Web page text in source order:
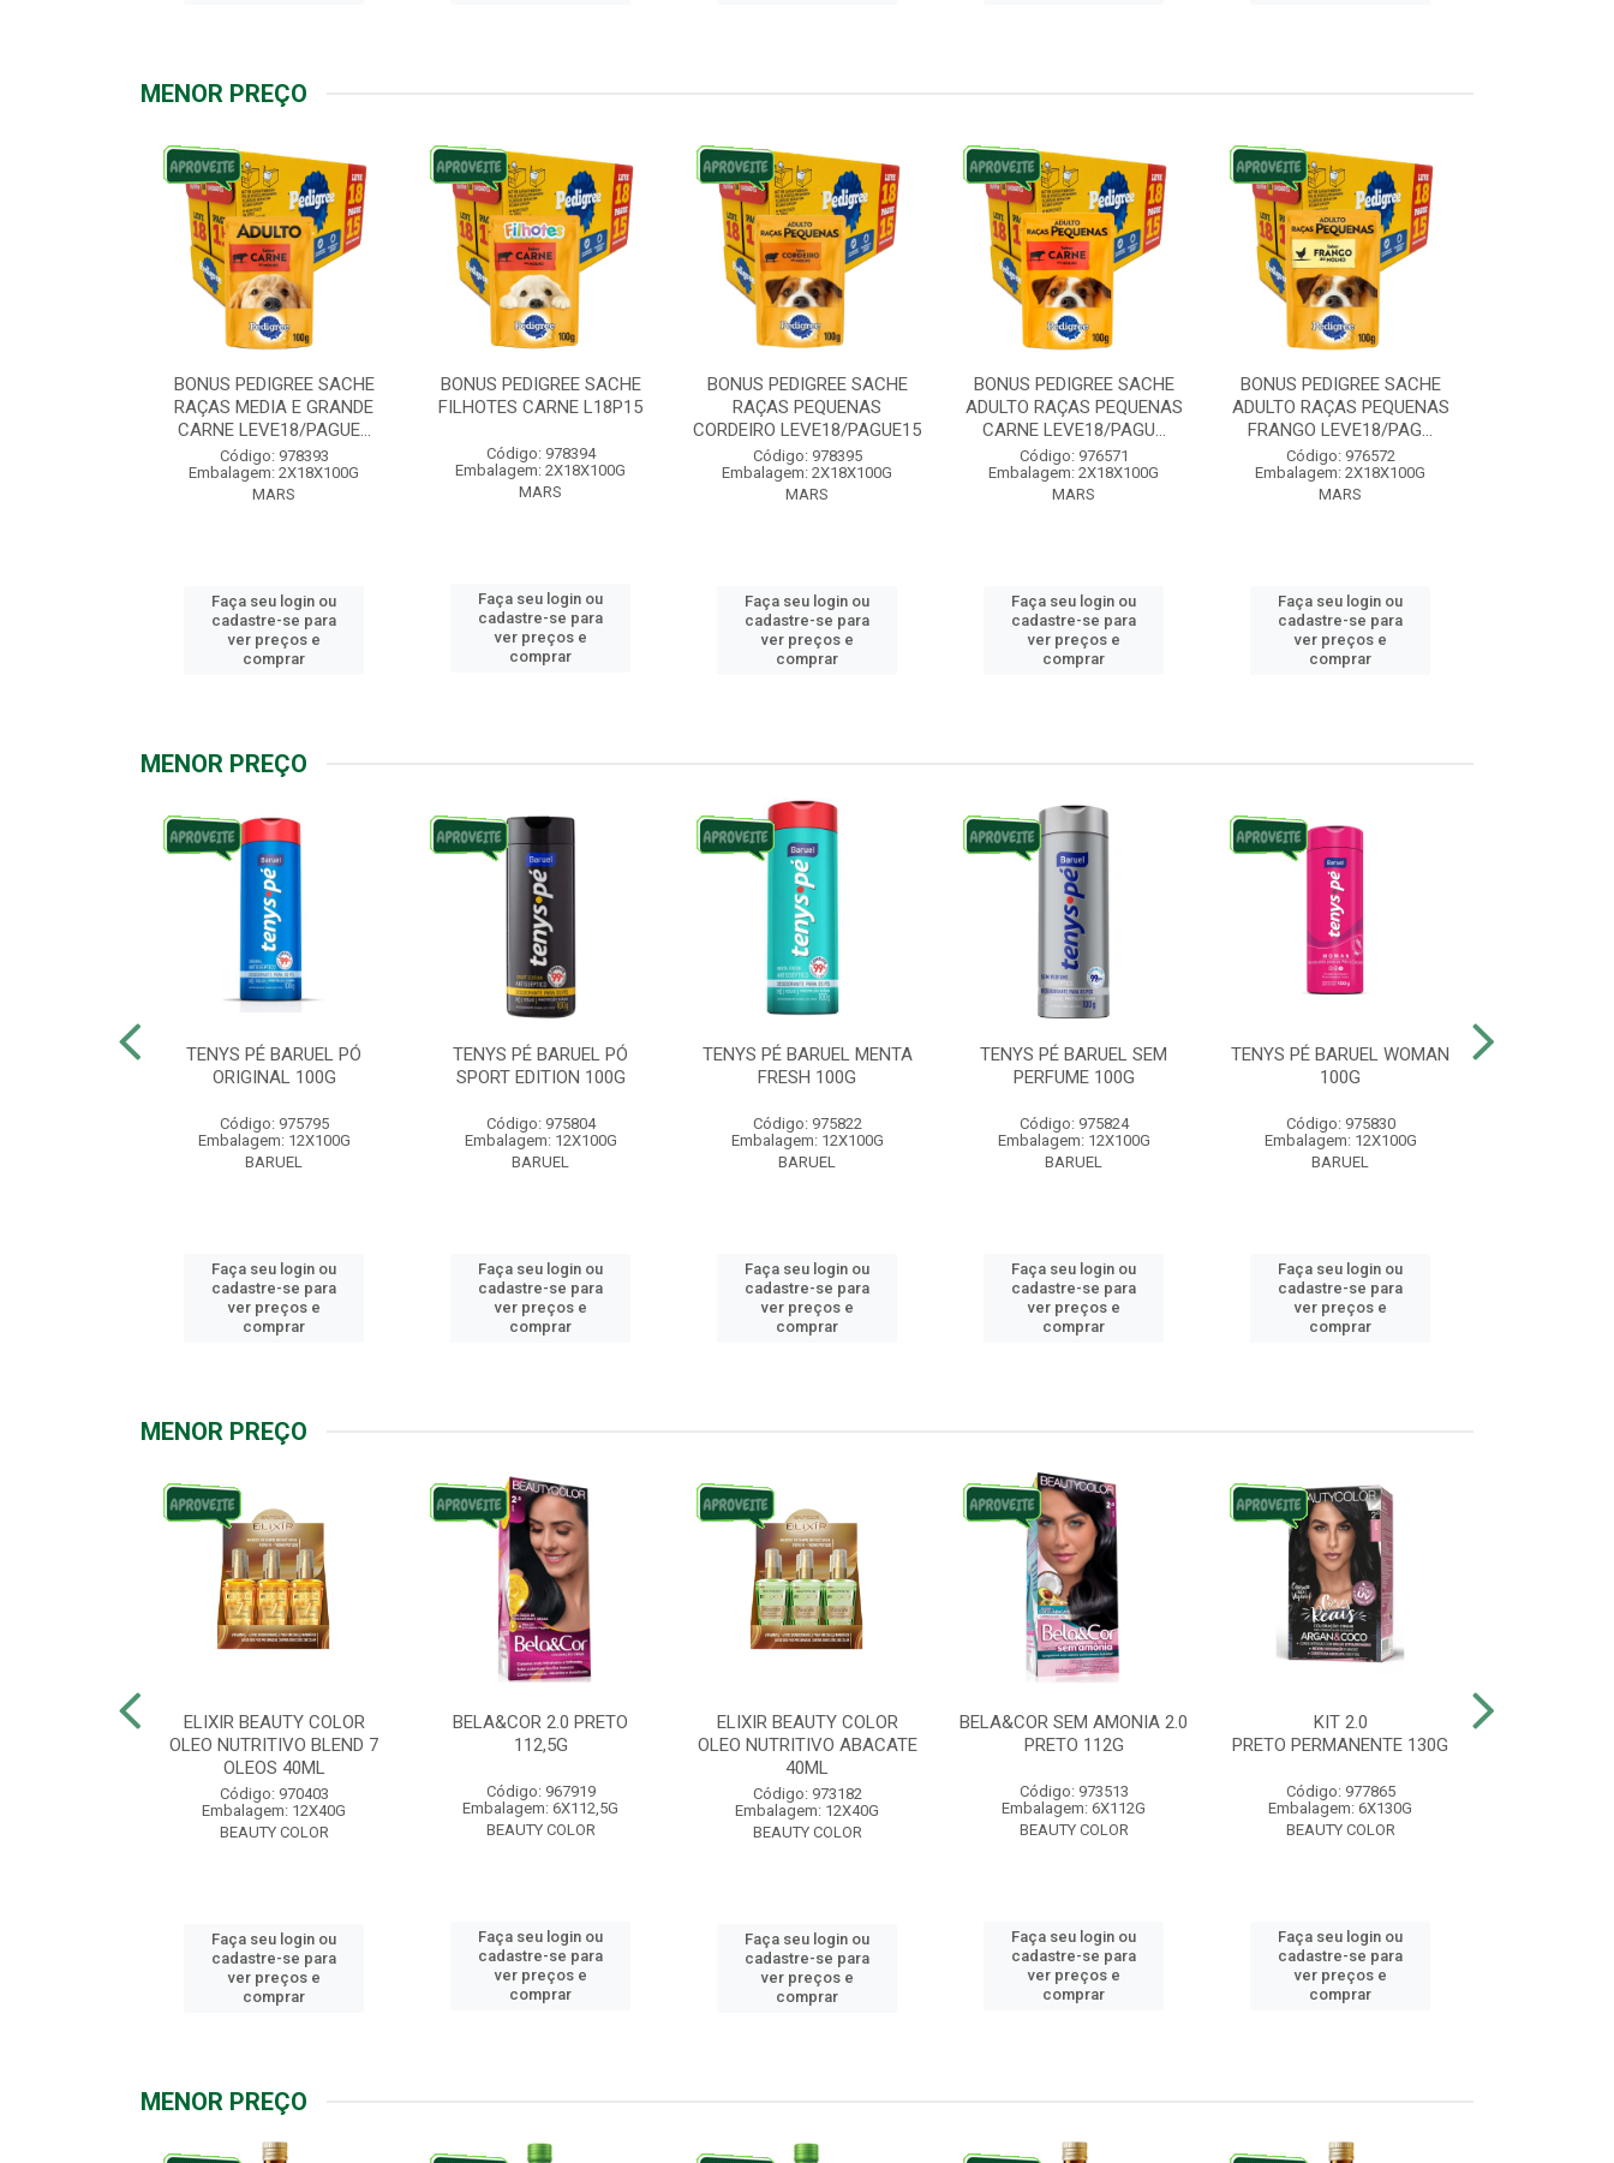
MENOR PREÇO
BONUS PEDIGREE SACHE
RAÇAS MEDIA E GRANDE
CARNE LEVE18/PAGUE...
Código: 978393
Embalagem: 2X18X100G
MARS
Faça seu login ou
cadastre-se para
ver preços e
comprar
BONUS PEDIGREE SACHE
FILHOTES CARNE L18P15
Código: 978394
Embalagem: 2X18X100G
MARS
Faça seu login ou
cadastre-se para
ver preços e
comprar
BONUS PEDIGREE SACHE
RAÇAS PEQUENAS
CORDEIRO LEVE18/PAGUE15
Código: 978395
Embalagem: 2X18X100G
MARS
Faça seu login ou
cadastre-se para
ver preços e
comprar
BONUS PEDIGREE SACHE
ADULTO RAÇAS PEQUENAS
CARNE LEVE18/PAGU...
Código: 976571
Embalagem: 2X18X100G
MARS
Faça seu login ou
cadastre-se para
ver preços e
comprar
BONUS PEDIGREE SACHE
ADULTO RAÇAS PEQUENAS
FRANGO LEVE18/PAG...
Código: 976572
Embalagem: 2X18X100G
MARS
Faça seu login ou
cadastre-se para
ver preços e
comprar
MENOR PREÇO
TENYS PÉ BARUEL PÓ
ORIGINAL 100G
Código: 975795
Embalagem: 12X100G
BARUEL
Faça seu login ou
cadastre-se para
ver preços e
comprar
TENYS PÉ BARUEL PÓ
SPORT EDITION 100G
Código: 975804
Embalagem: 12X100G
BARUEL
Faça seu login ou
cadastre-se para
ver preços e
comprar
TENYS PÉ BARUEL MENTA
FRESH 100G
Código: 975822
Embalagem: 12X100G
BARUEL
Faça seu login ou
cadastre-se para
ver preços e
comprar
TENYS PÉ BARUEL SEM
PERFUME 100G
Código: 975824
Embalagem: 12X100G
BARUEL
Faça seu login ou
cadastre-se para
ver preços e
comprar
TENYS PÉ BARUEL WOMAN
100G
Código: 975830
Embalagem: 12X100G
BARUEL
Faça seu login ou
cadastre-se para
ver preços e
comprar
MENOR PREÇO
ELIXIR BEAUTY COLOR
OLEO NUTRITIVO BLEND 7
OLEOS 40ML
Código: 970403
Embalagem: 12X40G
BEAUTY COLOR
Faça seu login ou
cadastre-se para
ver preços e
comprar
BELA&COR 2.0 PRETO
112,5G
Código: 967919
Embalagem: 6X112,5G
BEAUTY COLOR
Faça seu login ou
cadastre-se para
ver preços e
comprar
ELIXIR BEAUTY COLOR
OLEO NUTRITIVO ABACATE
40ML
Código: 973182
Embalagem: 12X40G
BEAUTY COLOR
Faça seu login ou
cadastre-se para
ver preços e
comprar
BELA&COR SEM AMONIA 2.0
PRETO 112G
Código: 973513
Embalagem: 6X112G
BEAUTY COLOR
Faça seu login ou
cadastre-se para
ver preços e
comprar
KIT 2.0
PRETO PERMANENTE 130G
Código: 977865
Embalagem: 6X130G
BEAUTY COLOR
Faça seu login ou
cadastre-se para
ver preços e
comprar
MENOR PREÇO